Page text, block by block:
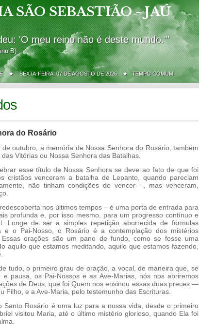
SÃO SEBASTIÃO - JAÚ
'O meu reino não é deste mundo.'"
B)
★SEXTA-FEIRA, 07 DE AGOSTO DE 2026 ★ TEMPO COMUM
do Rosário
outubro, a memória de Nossa Senhora do Rosário, também
Vitórias ou Nossa Senhora das Batalhas.
esse título de Nossa Senhora se deve ao fato de que foi
cristãos venceram a batalha de Lepanto, quando pareciam
não tinham condições de vencer –, mas venceram,
nos últimos tempos – é uma porta de entrada para
profunda e, por isso mesmo, para um progresso contínuo e
Longe de ser a simples repetição aborrecida de fórmulas
e o Pai-Nosso, o Rosário é a contemplação dos mistérios
orações são um pano de fundo, como se fosse uma
aquilo que estamos meditando, aquilo que estamos fazendo,
tudo, o primeiro grau de oração, a vocal, de maneira que, se
e pausa, os Pai-Nossos e as Ave-Marias, nós nos abriremos
de Deus, que foi Quem nos ensinou essas duas preces —
Filho, e a Ave-Maria, pelo testemunho das Escrituras.
Rosário é uma luz para a nossa vida, desde o primeiro
visitou Maria, até o último mistério glorioso, quando Ela foi